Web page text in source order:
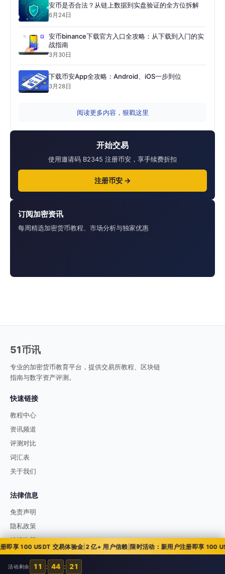
安币是否合法？从链上数据到实盘验证的全方位拆解
6月24日
安币binance下载官方入口全攻略：从下载到入门的实
战指南
3月30日
下载币安App全攻略：Android、iOS一步到位
3月28日
阅读更多内容，狠戳这里
开始交易
使用邀请码 B2345 注册币安，享手续费折扣
注册币安 →
订阅加密资讯
每周精选加密货币教程、市场分析与独家优惠
51币讯
专业的加密货币教育平台，提供交易所教程、区块链
指南与数字资产评测。
快速链接
教程中心
资讯频道
评测对比
词汇表
关于我们
法律信息
免责声明
隐私政策
编辑政策
享 100 USDT 交易体验金|2 亿+ 用户信赖|限时活动：新用户注册即享 100
活动剩余 11 : 44 : 20